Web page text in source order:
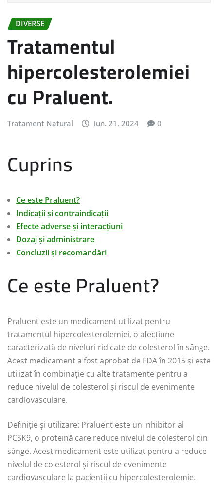
DIVERSE
Tratamentul
hipercolesterolemiei
cu Praluent.
Tratament Natural iun. 21, 2024 0
Cuprins
Ce este Praluent?
Indicații și contraindicații
Efecte adverse și interacțiuni
Dozaj și administrare
Concluzii și recomandări
Ce este Praluent?
Praluent este un medicament utilizat pentru
tratamentul hipercolesterolemiei, o afecțiune
caracterizată de niveluri ridicate de colesterol în sânge.
Acest medicament a fost aprobat de FDA în 2015 și este
utilizat în combinație cu alte tratamente pentru a
reduce nivelul de colesterol și riscul de evenimente
cardiovasculare.
Definiție și utilizare: Praluent este un inhibitor al
PCSK9, o proteină care reduce nivelul de colesterol din
sânge. Acest medicament este utilizat pentru a reduce
nivelul de colesterol și riscul de evenimente
cardiovasculare la pacienții cu hipercolesterolemie.